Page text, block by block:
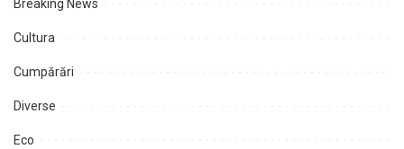
Breaking News
Cultura
Cumpărări
Diverse
Eco